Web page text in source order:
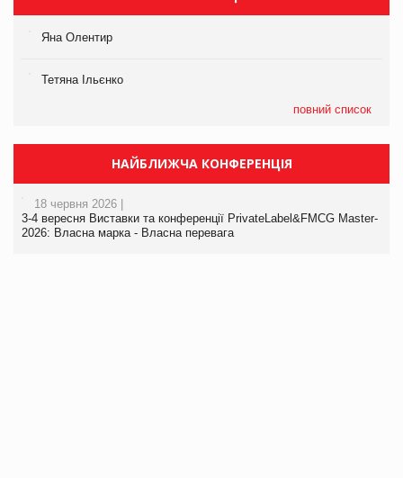
Яна Олентир
Тетяна Ільєнко
повний список
НАЙБЛИЖЧА КОНФЕРЕНЦІЯ
18 червня 2026 |
3-4 вересня Виставки та конференції PrivateLabel&FMCG Master-
2026: Власна марка - Власна перевага